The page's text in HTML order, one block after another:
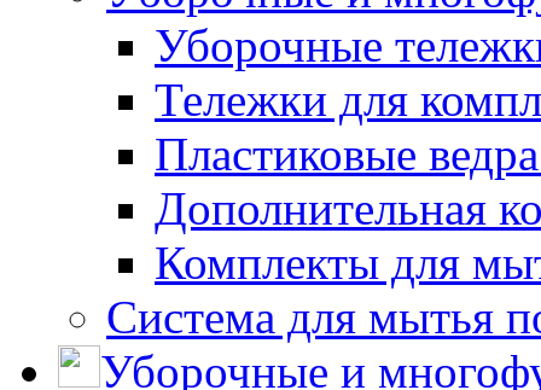
Уборочные
Тележки для
Пластиковые
Дополнительная
Комплекты для
Система для мытья
Уборочные и